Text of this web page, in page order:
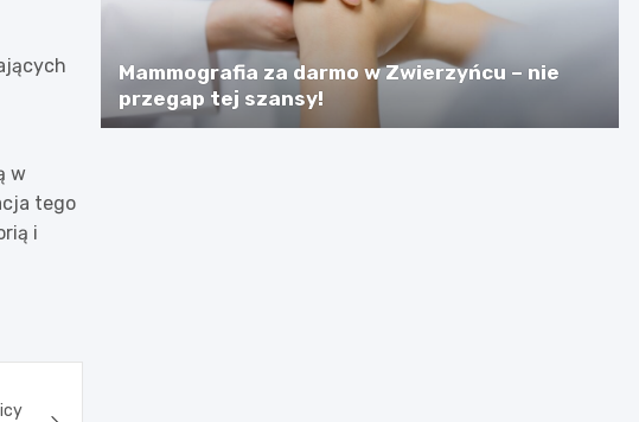
w
tego
i
Mammografia za darmo w Zwierzyńcu – nie
przegap tej szansy!